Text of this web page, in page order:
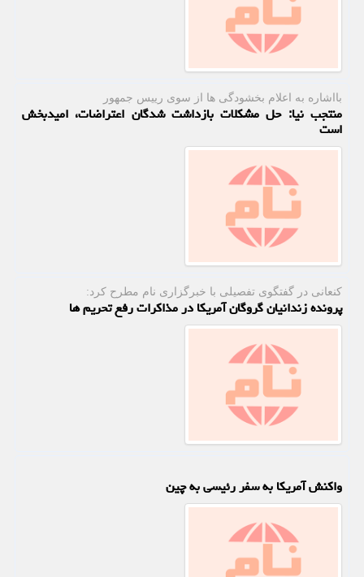
بااشاره به اعلام بخشودگی ها از سوی رییس جمهور
منتجب نیا: حل مشکلات بازداشت شدگان اعتراضات، امیدبخش
است
كنعانی در گفتگوی تفصیلی با خبرگزاری نام مطرح كرد:
پرونده زندانیان گروگان آمریکا در مذاکرات رفع تحریم ها
واکنش آمریکا به سفر رئیسی به چین